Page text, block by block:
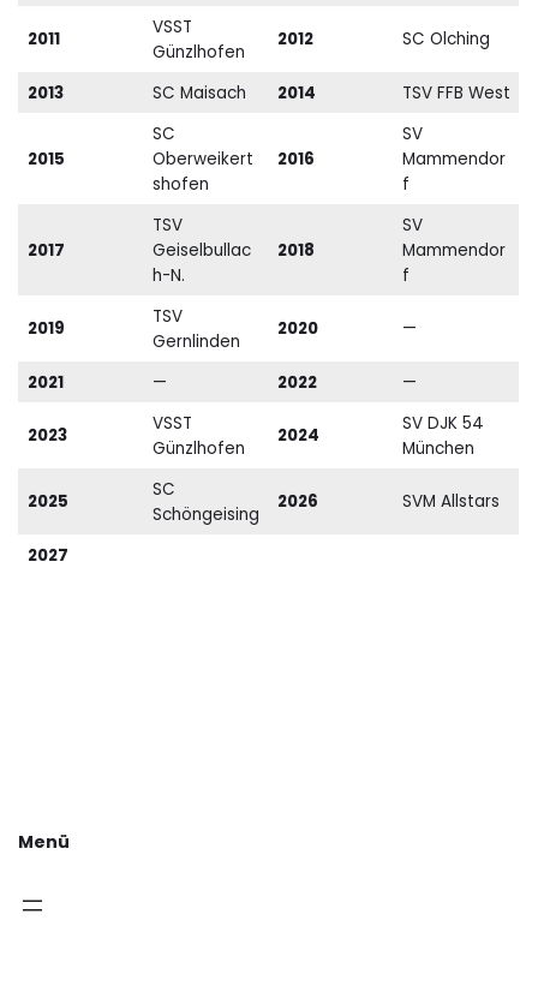
2011
VSST
Günzlhofen
2012 SC Olching
2013 SC Maisach 2014 TSV FFB West
2015
SC
Oberweikert
shofen
2016
SV
Mammendor
f
2017
TSV
Geiselbullac
h-N.
2018
SV
Mammendor
f
2019
TSV
Gernlinden
2020 —
2021 — 2022 —
2023
VSST
Günzlhofen
2024
SV DJK 54
München
2025
SC
Schöngeising
2026 SVM Allstars
2027
Menü